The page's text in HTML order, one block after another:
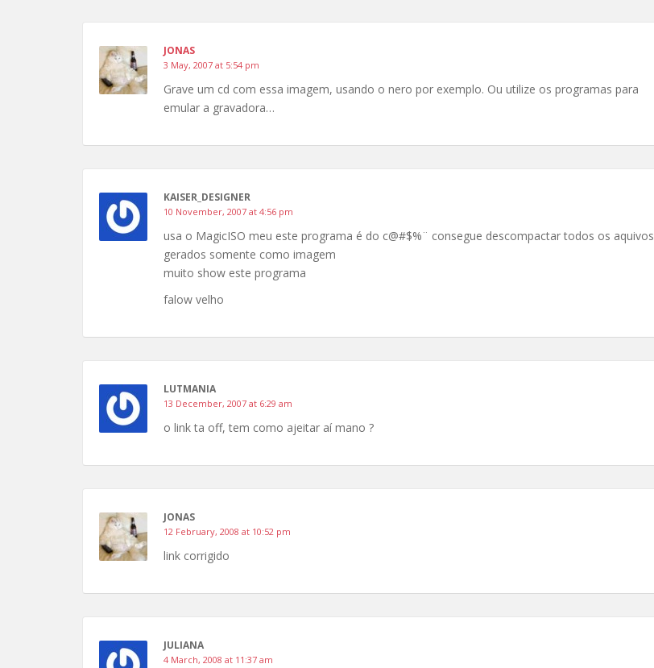
JONAS
3 May, 2007 at 5:54 pm
Grave um cd com essa imagem, usando o nero por exemplo. Ou utilize os programas para
emular a gravadora…
KAISER_DESIGNER
10 November, 2007 at 4:56 pm
usa o MagicISO meu este programa é do c@#$%¨ consegue descompactar todos os aquivos
gerados somente como imagem
muito show este programa
falow velho
LUTMANIA
13 December, 2007 at 6:29 am
o link ta off, tem como ajeitar aí mano ?
JONAS
12 February, 2008 at 10:52 pm
link corrigido
JULIANA
4 March, 2008 at 11:37 am